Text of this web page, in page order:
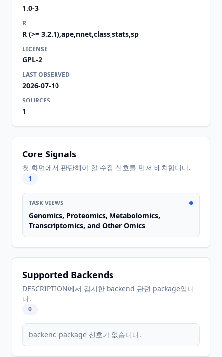
1.0-3
R
R (>= 3.2.1),ape,nnet,class,stats,sp
LICENSE
GPL-2
LAST OBSERVED
2026-07-10
SOURCES
1
Core Signals
첫 화면에서 판단해야 할 수집 신호를 먼저 배치합니다.
1
TASK VIEWS
Genomics, Proteomics, Metabolomics,
Transcriptomics, and Other Omics
Supported Backends
DESCRIPTION에서 감지한 backend 관련 package입니
다.
0
backend package 신호가 없습니다.